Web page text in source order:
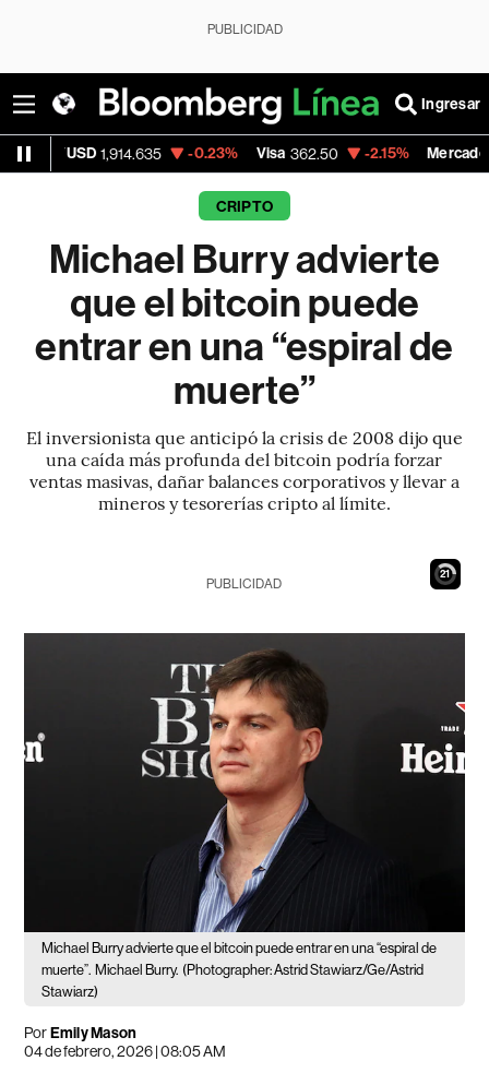
PUBLICIDAD
Ingresar
1,914.635 -0.23% Visa 362.50 -2.15% MercadoLibre
CRIPTO
Michael Burry advierte
que el bitcoin puede
entrar en una “espiral de
muerte”
El inversionista que anticipó la crisis de 2008 dijo que
una caída más profunda del bitcoin podría forzar
ventas masivas, dañar balances corporativos y llevar a
mineros y tesorerías cripto al límite.
20
PUBLICIDAD
Michael Burry advierte que el bitcoin puede entrar en una “espiral de
muerte”. Michael Burry. (Photographer: Astrid Stawiarz/Ge/Astrid
Stawiarz)
PorEmily Mason
04 de febrero, 2026 | 08:05 AM